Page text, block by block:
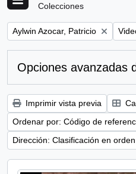
Colecciones
Remove filter:
Aylwin Azocar, Patricio
Opciones avanzadas
Imprimir vista previa
Ordenar por: Código de
Dirección: Clasificación en